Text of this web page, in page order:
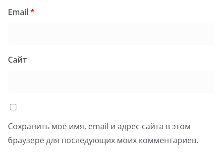
Email*
Сайт
Сохранить моё имя, email и адрес сайта в этом
браузере для последующих моих комментариев.